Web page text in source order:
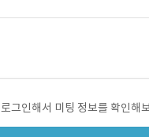
로그인해서 미팅 정보를 확인해